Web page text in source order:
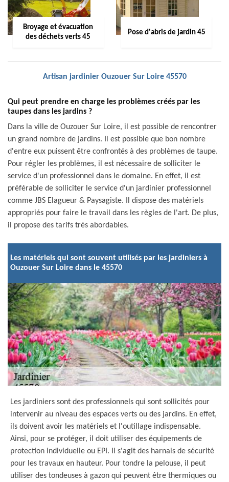
Broyage et évacuation
des déchets verts 45
Pose d'abris de jardin 45
Artisan jardinier Ouzouer Sur Loire 45570
Qui peut prendre en charge les problèmes créés par les
taupes dans les jardins ?
Dans la ville de Ouzouer Sur Loire, il est possible de rencontrer
un grand nombre de jardins. Il est possible que bon nombre
d'entre eux puissent être confrontés à des problèmes de taupe.
Pour régler les problèmes, il est nécessaire de solliciter le
service d'un professionnel dans le domaine. En effet, il est
préférable de solliciter le service d'un jardinier professionnel
comme JBS Elagueur & Paysagiste. Il dispose des matériels
appropriés pour faire le travail dans les règles de l'art. De plus,
il propose des tarifs très abordables.
Les matériels qui sont souvent utilisés par les jardiniers à
Ouzouer Sur Loire dans le 45570
Les jardiniers sont des professionnels qui sont sollicités pour
intervenir au niveau des espaces verts ou des jardins. En effet,
ils doivent avoir les matériels et l'outillage indispensable.
Ainsi, pour se protéger, il doit utiliser des équipements de
protection individuelle ou EPI. Il s'agit des harnais de sécurité
pour les travaux en hauteur. Pour tondre la pelouse, il peut
utiliser des tondeuses à gazon qui peuvent être thermiques ou